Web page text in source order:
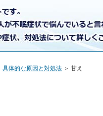
具体的な原因と対処法 ＞ 甘え